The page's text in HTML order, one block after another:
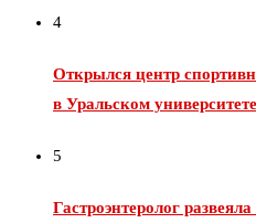
4
Открылся центр
в Уральском университете
5
Гастроэнтеролог